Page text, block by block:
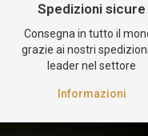
Spedizioni sicure
Consegna in tutto il
grazie ai nostri
leader nel settore
Informazioni